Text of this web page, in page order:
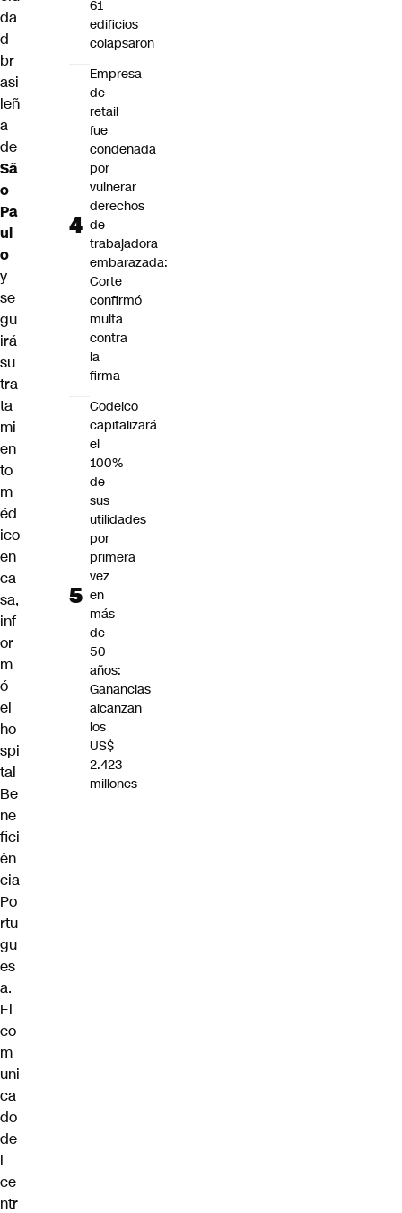
da
d
br
asi
leñ
a
de
Sã
o
Pa
ul
o
y
se
gu
irá
su
tra
ta
mi
en
to
m
éd
ico
en
ca
sa,
inf
or
m
ó
el
ho
spi
tal
Be
ne
fici
ên
cia
Po
rtu
gu
es
a.
El
co
m
uni
ca
do
de
l
ce
ntr
61
edificios
colapsaron
Empresa
de
retail
fue
condenada
por
vulnerar
derechos
de
trabajadora
embarazada:
Corte
confirmó
multa
contra
la
firma
Codelco
capitalizará
el
100%
de
sus
utilidades
por
primera
vez
en
más
de
50
años:
Ganancias
alcanzan
los
US$
2.423
millones